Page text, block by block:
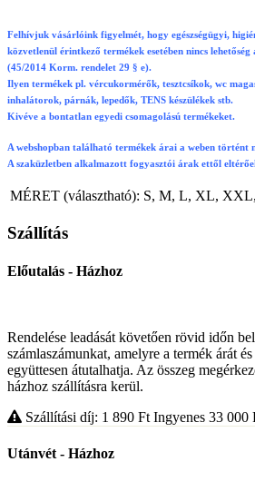
Felhívjuk vásárlóink figyelmét, hogy egészségügyi,
közvetlenül érintkező termékek esetében nincs
(45/2014 Korm. rendelet 29 § e).
Ilyen termékek pl. vércukormérők, tesztcsíkok, wc
inhalátorok, párnák, lepedők, TENS készülékek stb.
Kivéve a bontatlan egyedi csomagolású termékeket.
A webshopban található termékek árai a weben történt
A szaküzletben alkalmazott fogyasztói árak ettől
MÉRET (választható): S, M, L, XL,
Szállítás
Előutalás - Házhoz
Rendelése leadását követően rövid időn
számlaszámunkat, amelyre a termék árát
együttesen átutalhatja. Az összeg
házhoz szállításra kerül.
Szállítási díj: 1 890 Ft Ingyenes 33 000
Utánvét - Házhoz